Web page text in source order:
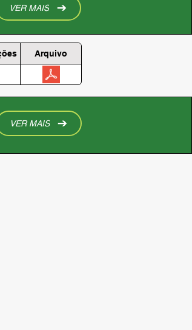
VER MAIS
Arquivo
VER MAIS